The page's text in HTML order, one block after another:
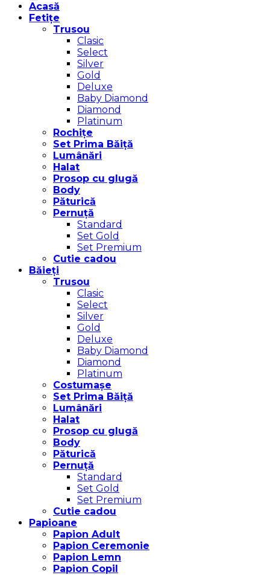
Acasă
Fetițe
Trusou
Clasic
Select
Silver
Gold
Deluxe
Baby Diamond
Diamond
Platinum
Rochițe
Set Prima Băiță
Lumânări
Halat
Prosop cu glugă
Body
Păturică
Pernuță
Standard
Set Gold
Set Premium
Cutie cadou
Băieți
Trusou
Clasic
Select
Silver
Gold
Deluxe
Baby Diamond
Diamond
Platinum
Costumașe
Set Prima Băiță
Lumânări
Halat
Prosop cu glugă
Body
Păturică
Pernuță
Standard
Set Gold
Set Premium
Cutie cadou
Papioane
Papion Adult
Papion Ceremonie
Papion Lemn
Papion Copil